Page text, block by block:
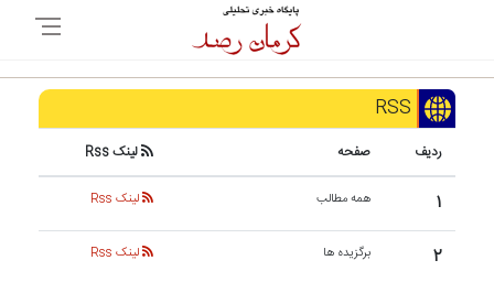
RSS
ردیف صفحه لینک Rss
۱ همه مطالب لینک Rss
۲ برگزیده ها لینک Rss